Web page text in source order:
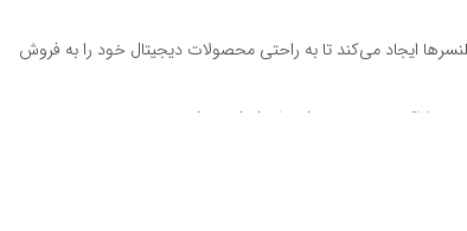
ایجاد می‌کند تا به راحتی محصولات دیجیتال خود را به فروش
ارائه پاورپوینت به کاربران کمک می‌کند تا زمان و هزینه‌های
شامل